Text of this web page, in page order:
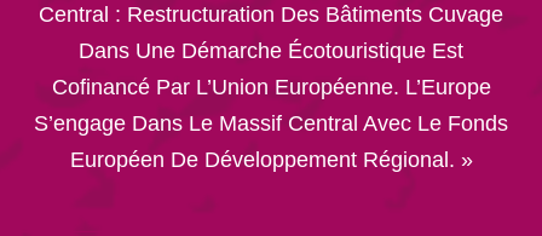
Central : Restructuration Des Bâtiments Cuvage
Dans Une Démarche Écotouristique Est
Cofinancé Par L’Union Européenne. L’Europe
S’engage Dans Le Massif Central Avec Le Fonds
Européen De Développement Régional. »